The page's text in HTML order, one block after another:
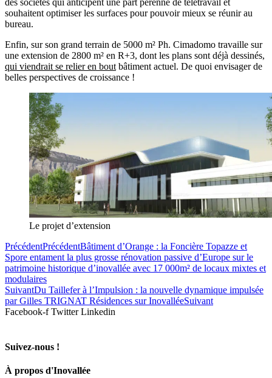
des sociétés qui anticipent une part pérenne de télétravail et
souhaitent optimiser les surfaces pour pouvoir mieux se réunir au
bureau.
Enfin, sur son grand terrain de 5000 m² Ph. Cimadomo travaille sur
une extension de 2800 m² en R+3, dont les plans sont déjà dessinés,
qui viendrait se relier en boutbâtiment actuel. De quoi envisager de
belles perspectives de croissance !
Le projet d’extension
PrécédentPrécédentBâtiment d’Orange : la Foncière Topazze et
Spore entament la plus grosse rénovation passive d’Europe sur le
patrimoine historique d’inovallée avec 17 000m² de locaux mixtes et
modulaires
SuivantDu Taillefer à l’Impulsion : la nouvelle dynamique impulsée
par Gilles TRIGNAT Résidences sur InovalléeSuivant
Facebook-f Twitter Linkedin
Suivez-nous !
À propos d'Inovallée